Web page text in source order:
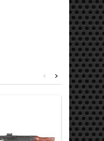
>
<
Uus
Otsas